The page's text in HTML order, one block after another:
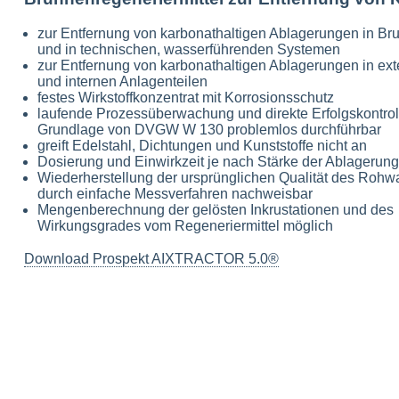
zur Entfernung von karbonathaltigen Ablagerungen in
und in technischen, wasserführenden Systemen
zur Entfernung von karbonathaltigen Ablagerungen in
und internen Anlagenteilen
festes Wirkstoffkonzentrat mit Korrosionsschutz
laufende Prozessüberwachung und direkte
Grundlage von DVGW W 130 problemlos durchführbar
greift Edelstahl, Dichtungen und Kunststoffe nicht an
Dosierung und Einwirkzeit je nach Stärke der
Wiederherstellung der ursprünglichen Qualität des
durch einfache Messverfahren nachweisbar
Mengenberechnung der gelösten Inkrustationen und des
Wirkungsgrades vom Regeneriermittel möglich
Download Prospekt AIXTRACTOR 5.0®